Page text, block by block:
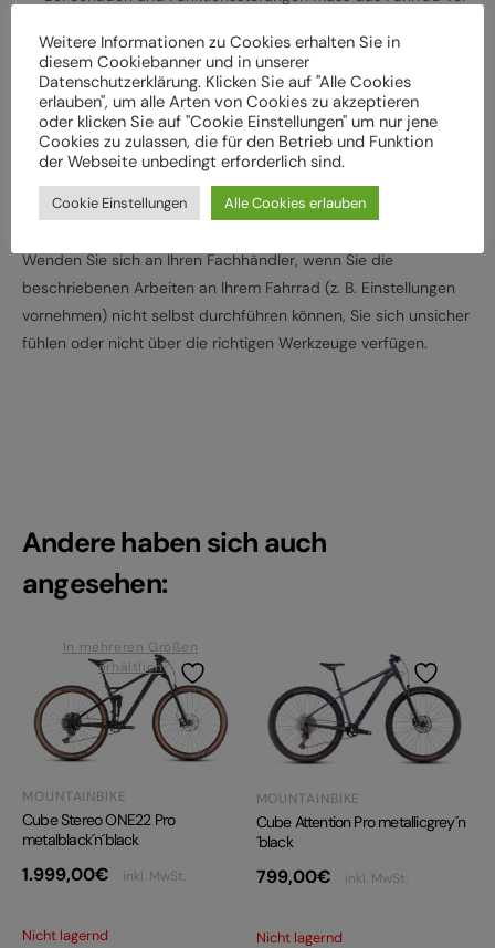
überprüft werden
Lassen Sie das Fahrrad entsprechend den
Herstellervorgaben regelmäßig von einem Fachbetrieb
überprüfen und warten, um Gefährdungen, z. B.
verschleißbedingt, zu vermeiden
Halten Sie die angegebenen Drehmomente (Nm) für die
Montage von Bauteilen ein
Wenden Sie sich an Ihren Fachhändler, wenn Sie die
beschriebenen Arbeiten an Ihrem Fahrrad (z. B. Einstellungen
vornehmen) nicht selbst durchführen können, Sie sich unsicher
fühlen oder nicht über die richtigen Werkzeuge verfügen.
Andere haben sich auch
angesehen:
In mehreren Größen
erhältlich
MOUNTAINBIKE
Cube Stereo ONE22 Pro
metalblack´n´black
1.999,00€ inkl. MwSt.
Nicht lagernd
MOUNTAINBIKE
Cube Attention Pro metallicgrey´n
´black
799,00€ inkl. MwSt.
Nicht lagernd
Weitere Informationen zu Cookies erhalten Sie in
diesem Cookiebanner und in unserer
Datenschutzerklärung. Klicken Sie auf "Alle Cookies
erlauben", um alle Arten von Cookies zu akzeptieren
oder klicken Sie auf "Cookie Einstellungen" um nur jene
Cookies zu zulassen, die für den Betrieb und Funktion
der Webseite unbedingt erforderlich sind.
Cookie Einstellungen Alle Cookies erlauben